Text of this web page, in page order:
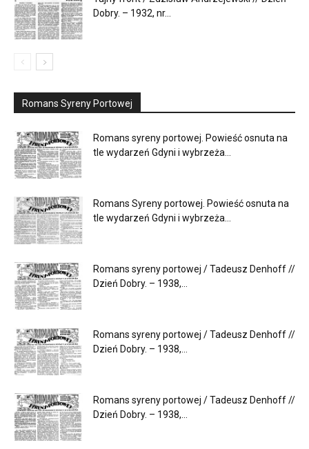
Dobry. – 1932, nr...
Romans Syreny Portowej
Romans syreny portowej. Powieść osnuta na
tle wydarzeń Gdyni i wybrzeża...
Romans Syreny portowej. Powieść osnuta na
tle wydarzeń Gdyni i wybrzeża...
Romans syreny portowej / Tadeusz Denhoff //
Dzień Dobry. – 1938,...
Romans syreny portowej / Tadeusz Denhoff //
Dzień Dobry. – 1938,...
Romans syreny portowej / Tadeusz Denhoff //
Dzień Dobry. – 1938,...